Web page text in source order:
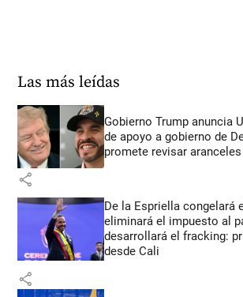
Las más leídas
Gobierno Trump anuncia
de apoyo a gobierno de
promete revisar aranceles
share
De la Espriella congelará
eliminará el impuesto al
desarrollará el fracking:
desde Cali
share